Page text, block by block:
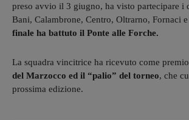
preso avvio il 3 giugno, ha visto partecipare i
Bani, Calambrone, Centro, Oltrarno, Fornaci
finale ha battuto il Ponte alle Forche.
La squadra vincitrice ha ricevuto come
del Marzocco ed il “palio” del torneo, che
prossima edizione.